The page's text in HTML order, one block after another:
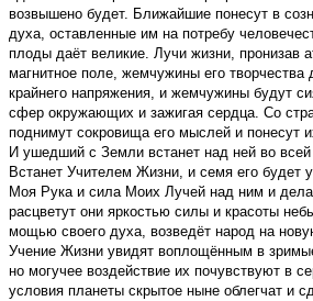
возвышено будет. Ближайшие понесут в
духа, оставленные им на потребу
плоды даёт великие. Лучи жизни, пронизав
магнитное поле, жемчужины его творчества
крайнего напряжения, и жемчужины будут
сфер окружающих и зажигая сердца. Со
поднимут сокровища его мыслей и понесут
И ушедший с Земли встанет над ней во всей
Встанет Учителем Жизни, и семя его будет
Моя Рука и сила Моих Лучей над ним и
расцветут они яркостью силы и красоты
мощью своего духа, возведёт народ на
Учение Жизни увидят воплощённым в
но могучее воздействие их почувствуют в
условия планеты скрытое ныне облегчат и